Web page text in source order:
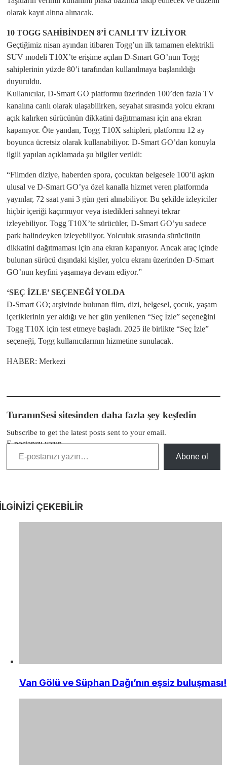
olarak kayıt altına alınacak.
10 TOGG SAHİBİNDEN 8’İ CANLI TV İZLİYOR
Geçtiğimiz nisan ayından itibaren Togg’un ilk tamamen elektrikli
SUV modeli T10X’te erişime açılan D-Smart GO’nun Togg
sahiplerinin yüzde 80’i tarafından kullanılmaya başlanıldığı
duyuruldu.
Kullanıcılar, D-Smart GO platformu üzerinden 100’den fazla TV
kanalına canlı olarak ulaşabilirken, seyahat sırasında yolcu ekranı
açık kalırken sürücünün dikkatini dağıtmaması için ana ekran
kapanıyor. Öte yandan, Togg T10X sahipleri, platformu 12 ay
boyunca ücretsiz olarak kullanabiliyor. D-Smart GO’dan konuyla
ilgili yapılan açıklamada şu bilgiler verildi:
“Filmden diziye, haberden spora, çocuktan belgesele 100’ü aşkın
ulusal ve D-Smart GO’ya özel kanalla hizmet veren platformda
yayınlar, 72 saat yani 3 gün geri alınabiliyor. Bu şekilde izleyiciler
hiçbir içeriği kaçırmıyor veya istedikleri sahneyi tekrar
izleyebiliyor. Togg T10X’te sürücüler, D-Smart GO’yu sadece
park halindeyken izleyebiliyor. Yolculuk sırasında sürücünün
dikkatini dağıtmaması için ana ekran kapanıyor. Ancak araç içinde
bulunan sürücü dışındaki kişiler, yolcu ekranı üzerinden D-Smart
GO’nun keyfini yaşamaya devam ediyor.”
‘SEÇ İZLE’ SEÇENEĞİ YOLDA
D-Smart GO; arşivinde bulunan film, dizi, belgesel, çocuk, yaşam
içeriklerinin yer aldığı ve her gün yenilenen “Seç İzle” seçeneğini
Togg T10X için test etmeye başladı. 2025 ile birlikte “Seç İzle”
seçeneği, Togg kullanıcılarının hizmetine sunulacak.
HABER: Merkezi
TuranınSesi sitesinden daha fazla şey keşfedin
Subscribe to get the latest posts sent to your email.
E-postanızı yazın…
Abone ol
ÇEKEBİLİR
Van Gölü ve Süphan Dağı’nın eşsiz buluşması!